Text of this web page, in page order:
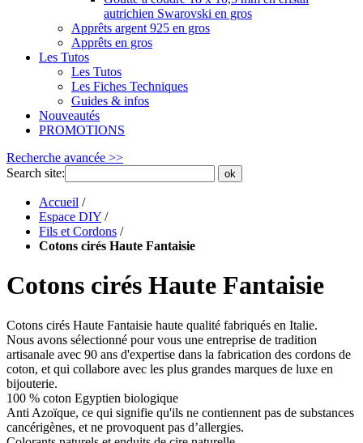
autrichien Swarovski en gros
Apprêts argent 925 en gros
Apprêts en gros
Les Tutos
Les Tutos
Les Fiches Techniques
Guides & infos
Nouveautés
PROMOTIONS
Recherche avancée >>
Search site:
ok
Accueil /
Espace DIY /
Fils et Cordons /
Cotons cirés Haute Fantaisie
Cotons cirés Haute Fantaisie
Cotons cirés Haute Fantaisie haute qualité fabriqués en Italie.
Nous avons sélectionné pour vous une entreprise de tradition
artisanale avec 90 ans d'expertise dans la fabrication des cordons de
coton, et qui collabore avec les plus grandes marques de luxe en
bijouterie.
100 % coton Egyptien biologique
Anti Azoïque, ce qui signifie qu'ils ne contiennent pas de substances
cancérigènes, et ne provoquent pas d’allergies.